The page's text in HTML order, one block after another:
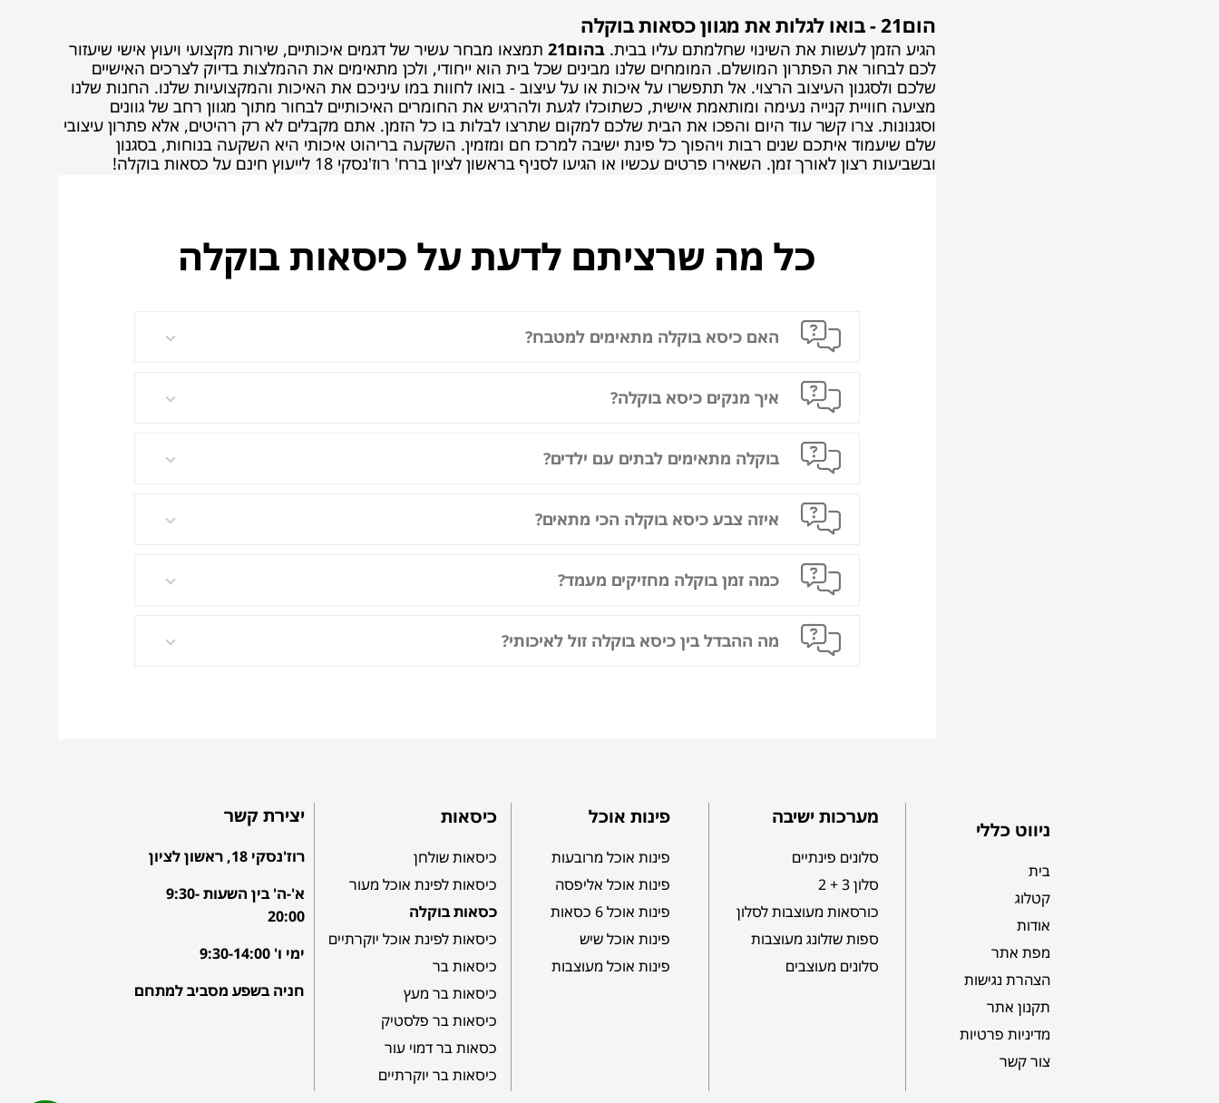
הום21 - בואו לגלות את מגוון כסאות בוקלה
הגיע הזמן לעשות את השינוי שחלמתם עליו בבית. בהום21
תמצאו מבחר עשיר של דגמים איכותיים, שירות מקצועי ויעוץ אישי שיעזור
לכם לבחור את הפתרון המושלם. המומחים שלנו מבינים שכל בית הוא ייחודי, ולכן מתאימים את ההמלצות בדיוק לצרכים האישיים
שלכם ולסגנון העיצוב הרצוי. אל תתפשרו על איכות או על עיצוב - בואו לחוות במו עיניכם את האיכות והמקצועיות שלנו. החנות שלנו
מציעה חוויית קנייה נעימה ומותאמת אישית, כשתוכלו לגעת ולהרגיש את החומרים האיכותיים לבחור מתוך מגוון רחב של גוונים
וסגנונות. צרו קשר עוד היום והפכו את הבית שלכם למקום שתרצו לבלות בו כל הזמן. אתם מקבלים לא רק רהיטים, אלא פתרון עיצובי
שלם שיעמוד איתכם שנים רבות ויהפוך כל פינת ישיבה למרכז חם ומזמין. השקעה בריהוט איכותי היא השקעה בנוחות, בסגנון
ובשביעות רצון לאורך זמן. השאירו פרטים עכשיו או הגיעו לסניף בראשון לציון ברח' רוז'נסקי 18 לייעוץ חינם על כסאות בוקלה!
כל מה שרציתם לדעת על כיסאות בוקלה
האם כיסא בוקלה מתאימים למטבח?
איך מנקים כיסא בוקלה?
בוקלה מתאימים לבתים עם ילדים?
איזה צבע כיסא בוקלה הכי מתאים?
כמה זמן בוקלה מחזיקים מעמד?
מה ההבדל בין כיסא בוקלה זול לאיכותי?
ניווט כללי
בית
קטלוג
אודות
מפת אתר
הצהרת נגישות
תקנון אתר
מדיניות פרטיות
צור קשר
מערכות ישיבה
סלונים פינתיים
סלון 3 + 2
כורסאות מעוצבות לסלון
ספות שזלונג מעוצבות
סלונים מעוצבים
פינות אוכל
פינות אוכל מרובעות
פינות אוכל אליפסה
פינות אוכל 6 כסאות
פינות אוכל שיש
פינות אוכל מעוצבות
כיסאות
כיסאות שולחן
כיסאות לפינת אוכל מעור
כסאות בוקלה
כיסאות לפינת אוכל יוקרתיים
כיסאות בר
כיסאות בר מעץ
כיסאות בר פלסטיק
כסאות בר דמוי עור
כיסאות בר יוקרתיים
יצירת קשר
רוז'נסקי 18, ראשון לציון
א'-ה' בין השעות 9:30-
20:00
ימי ו' 9:30-14:00
חניה בשפע מסביב למתחם